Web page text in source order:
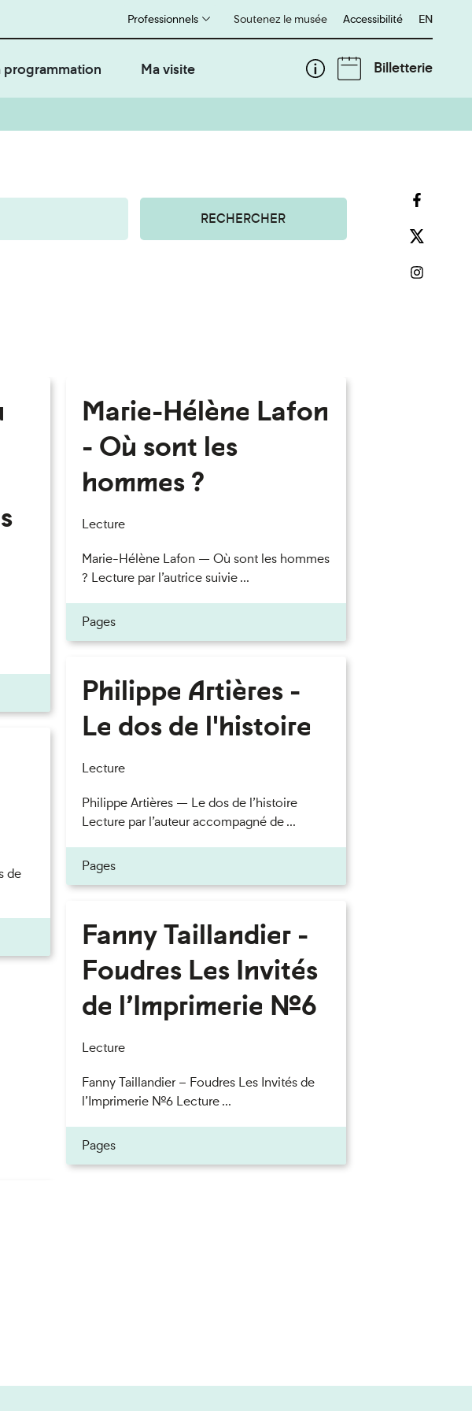
Soutenez le musée
Professionnels Accessibilité English
EN
programmation Ma visite Billetterie
RECHERCHER
de
Marie-Hélène Lafon
- Où sont les
hommes ?
Lecture
Marie-Hélène Lafon — Où sont les hommes
? Lecture par l’autrice suivie ...
Pages
Philippe Artières -
Le dos de l'histoire
Lecture
Philippe Artières — Le dos de l’histoire
Lecture par l’auteur accompagné de ...
Pages
Fanny Taillandier -
Foudres Les Invités
de l’Imprimerie n°6
Lecture
Fanny Taillandier – Foudres Les Invités de
l’Imprimerie n°6 Lecture ...
Pages